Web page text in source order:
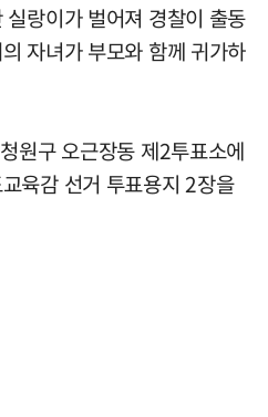
랑이가 벌어져 경찰이 출동
자녀가 부모와 함께 귀가하
원구 오근장동 제2투표소에
육감 선거 투표용지 2장을